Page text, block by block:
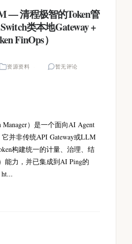
— 清程极智的Token管
类本地Gateway +
FinOps）
资源资料 暂无评论
Manager）是一个面向AI Agent
它并非传统API Gateway或LLM
构建统一的计量、治理、结
能力，并已集成到AI Ping的